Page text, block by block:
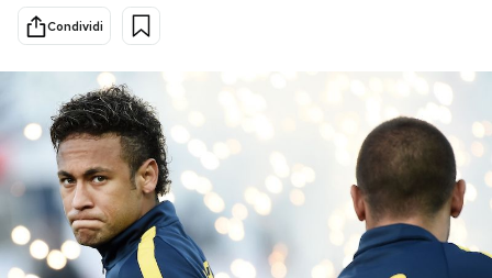
Economia
PODCAST
NEWSLETTER
Condividi